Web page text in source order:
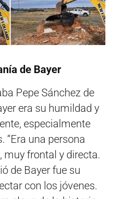
de Bayer
Pepe Sánchez de
era su humildad y
especialmente
“Era una persona
frontal y directa.
de Bayer fue su
con los jóvenes.